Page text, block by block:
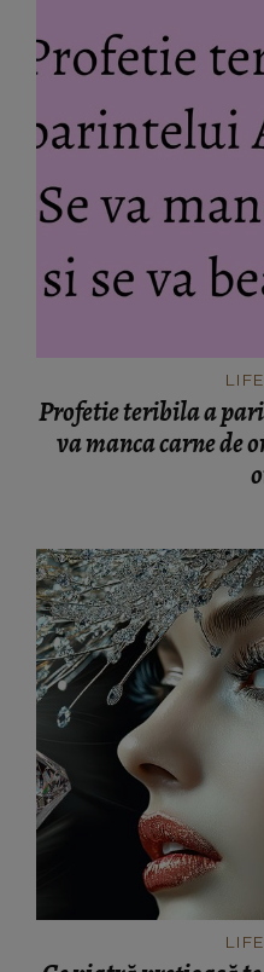
Profetie teribila a
va manca carne de